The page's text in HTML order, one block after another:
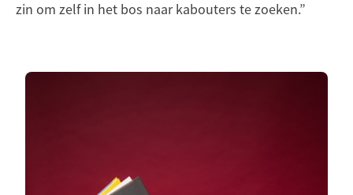
zin om zelf in het bos naar kabouters te zoeken.”